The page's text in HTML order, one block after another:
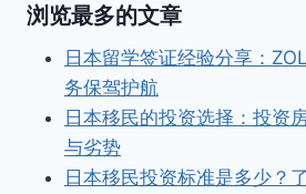
浏览最多的文章
日本留学签证经验分享：
务保驾护航
日本移民的投资选择：投资
与劣势
日本移民投资标准是多少？